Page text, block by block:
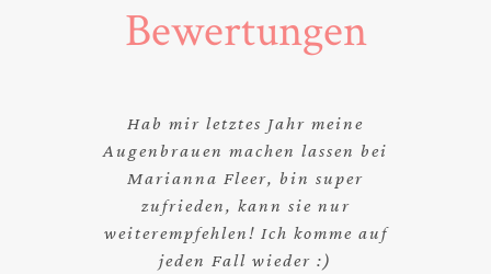
Bewertungen
Hab mir letztes Jahr meine
Augenbrauen machen lassen bei
Marianna Fleer, bin super
zufrieden, kann sie nur
weiterempfehlen! Ich komme auf
jeden Fall wieder :)